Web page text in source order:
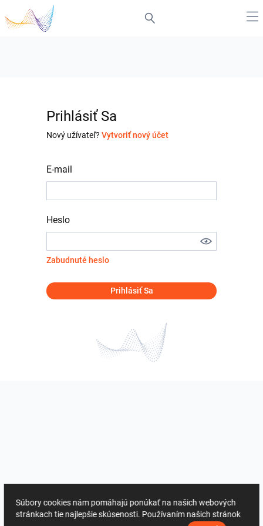
Prihlásiť Sa
Nový užívateľ? Vytvoriť nový účet
E-mail
Heslo
Zabudnuté heslo
Prihlásiť Sa
Súbory cookies nám pomáhajú ponúkať na našich webových
stránkach tie najlepšie skúsenosti. Používaním našich stránok